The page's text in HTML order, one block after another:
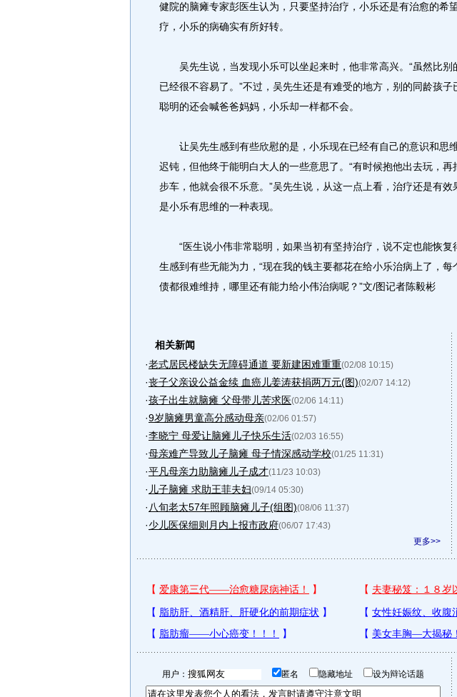
健院的脑瘫专家彭医生认为，只要坚持治疗，小乐还是有治愈的希
疗，小乐的病确实有所好转。
吴先生说，当发现小乐可以坐起来时，他非常高兴。“虽然比别
已经很不容易了。”不过，吴先生还是有难受的地方，别的同龄孩子
聪明的还会喊爸爸妈妈，小乐却一样都不会。
让吴先生感到有些欣慰的是，小乐现在已经有自己的意识和思
迟钝，但他终于能明白大人的一些意思了。“有时候抱他出去玩，再
步车，他就会很不乐意。”吴先生说，从这一点上看，治疗还是有效
是小乐有思维的一种表现。
“医生说小伟非常聪明，如果当初有坚持治疗，说不定也能恢复
生感到有些无能为力，“现在我的钱主要都花在给小乐治病上了，每
债都很难维持，哪里还有能力给小伟治病呢？”文/图记者陈毅彬
相关新闻
·老式居民楼缺失无障碍通道 要新建困难重重(02/08 10:15)
·丧子父亲设公益金续 血癌儿姜涛获捐两万元(图)(02/07 14:12)
·孩子出生就脑瘫 父母带儿苦求医(02/06 14:11)
·9岁脑瘫男童高分感动母亲(02/06 01:57)
·李晓宁 母爱让脑瘫儿子快乐生活(02/03 16:55)
·母亲难产导致儿子脑瘫 母子情深感动学校(01/25 11:31)
·平凡母亲力助脑瘫儿子成才(11/23 10:03)
· 儿子脑瘫 求助王菲夫妇(09/14 05:30)
· 八旬老太57年照顾脑瘫儿子(组图)(08/06 11:37)
·少儿医保细则月内上报市政府(06/07 17:43)
更多>>
用户： 匿名 隐藏地址 设为辩论话题